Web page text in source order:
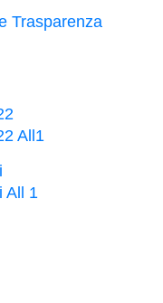
Trasparenza
All1
All 1